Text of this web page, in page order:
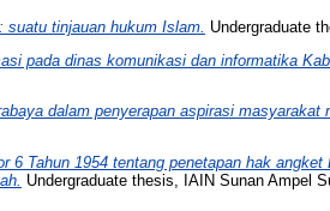
suatu tinjauan hukum Islam.
Undergraduate
pada dinas komunikasi dan informatika
dalam penyerapan aspirasi
6 Tahun 1954 tentang penetapan hak
Undergraduate thesis, IAIN Sunan Ampel